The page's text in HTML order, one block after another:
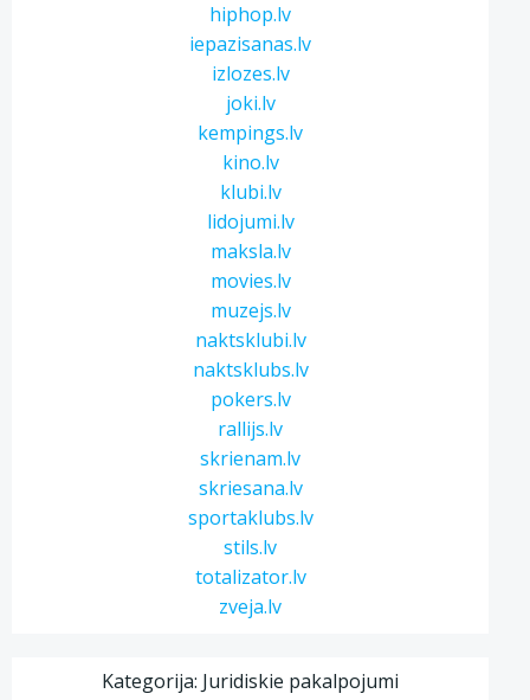
hiphop.lv
iepazisanas.lv
izlozes.lv
joki.lv
kempings.lv
kino.lv
klubi.lv
lidojumi.lv
maksla.lv
movies.lv
muzejs.lv
naktsklubi.lv
naktsklubs.lv
pokers.lv
rallijs.lv
skrienam.lv
skriesana.lv
sportaklubs.lv
stils.lv
totalizator.lv
zveja.lv
Kategorija: Juridiskie pakalpojumi